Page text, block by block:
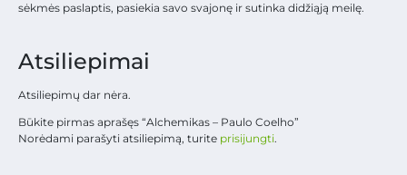
sėkmės paslaptis, pasiekia savo svajonę ir sutinka didžiąją meilę.
Atsiliepimai
Atsiliepimų dar nėra.
Būkite pirmas aprašęs “Alchemikas – Paulo Coelho”
Norėdami parašyti atsiliepimą, turite prisijungti.